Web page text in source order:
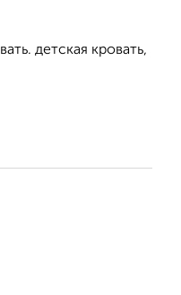
детская кровать,